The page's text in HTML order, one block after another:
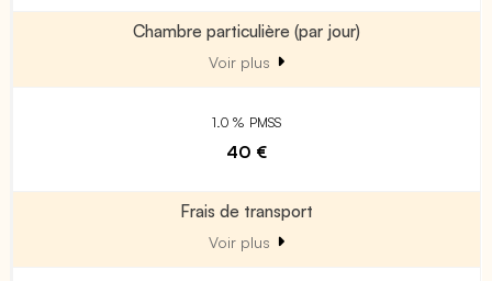
Chambre particulière (par jour)
Voir plus
1.0 % PMSS
40 €
Frais de transport
Voir plus